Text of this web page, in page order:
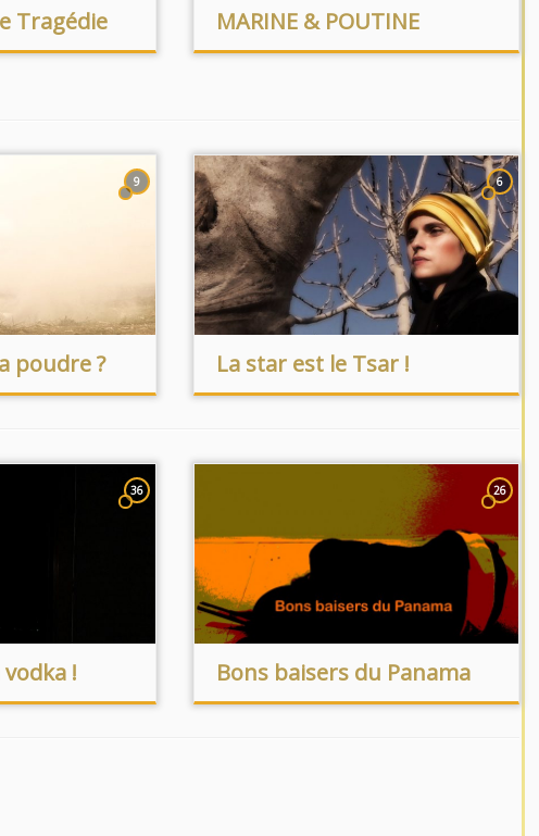
Tragédie MARINE & POUTINE
9
poudre ?
6
La star est le Tsar !
36
!
26
Bons baisers du Panama